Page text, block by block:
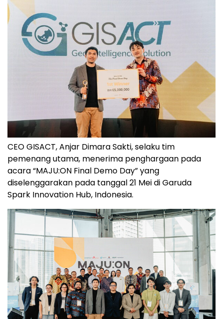
CEO GISACT, Anjar Dimara Sakti, selaku tim
pemenang utama, menerima penghargaan pada
acara “MAJU:ON Final Demo Day” yang
diselenggarakan pada tanggal 21 Mei di Garuda
Spark Innovation Hub, Indonesia.